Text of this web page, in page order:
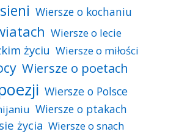
Wiersze o kochaniu
Wiersze o lecie
życiu Wiersze o miłości
Wiersze o poetach
Wiersze o Polsce
Wiersze o ptakach
życia Wiersze o snach